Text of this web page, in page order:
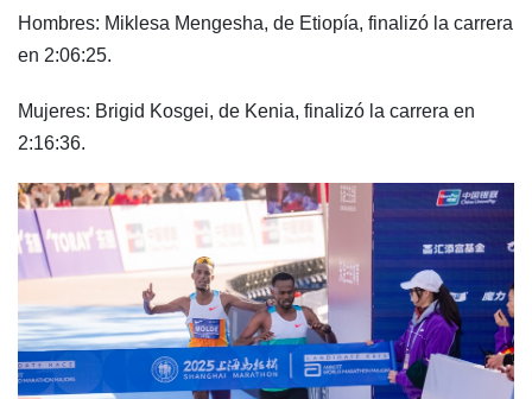
Hombres: Miklesa Mengesha, de Etiopía, finalizó la carrera
en 2:06:25.
Mujeres: Brigid Kosgei, de Kenia, finalizó la carrera en
2:16:36.